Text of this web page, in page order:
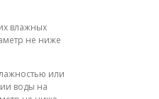
влажных
не ниже
или
воды на